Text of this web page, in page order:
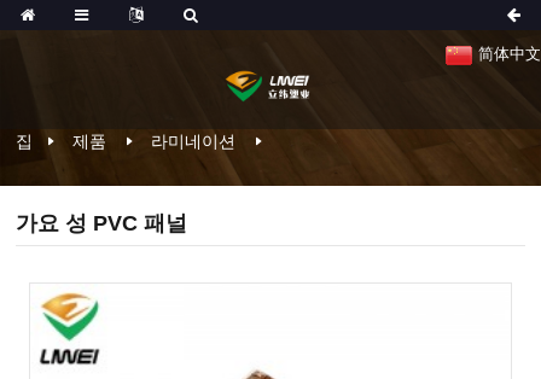
简体中文
집 제품 라미네이션
가요 성 PVC 패널